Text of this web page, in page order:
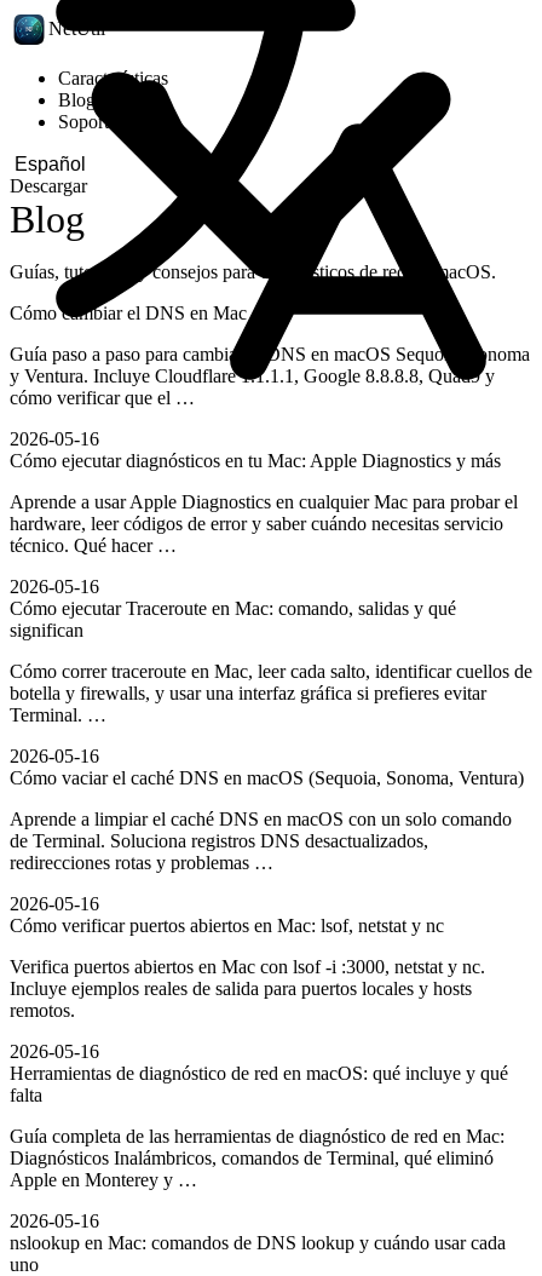
NetUtil
Características
Blog
Soporte
Descargar
Blog
Guías, tutoriales y consejos para diagnósticos de red en macOS.
Cómo cambiar el DNS en Mac
Guía paso a paso para cambiar el DNS en macOS Sequoia, Sonoma
y Ventura. Incluye Cloudflare 1.1.1.1, Google 8.8.8.8, Quad9 y
cómo verificar que el …
2026-05-16
Cómo ejecutar diagnósticos en tu Mac: Apple Diagnostics y más
Aprende a usar Apple Diagnostics en cualquier Mac para probar el
hardware, leer códigos de error y saber cuándo necesitas servicio
técnico. Qué hacer …
2026-05-16
Cómo ejecutar Traceroute en Mac: comando, salidas y qué
significan
Cómo correr traceroute en Mac, leer cada salto, identificar cuellos de
botella y firewalls, y usar una interfaz gráfica si prefieres evitar
Terminal. …
2026-05-16
Cómo vaciar el caché DNS en macOS (Sequoia, Sonoma, Ventura)
Aprende a limpiar el caché DNS en macOS con un solo comando
de Terminal. Soluciona registros DNS desactualizados,
redirecciones rotas y problemas …
2026-05-16
Cómo verificar puertos abiertos en Mac: lsof, netstat y nc
Verifica puertos abiertos en Mac con lsof -i :3000, netstat y nc.
Incluye ejemplos reales de salida para puertos locales y hosts
remotos.
2026-05-16
Herramientas de diagnóstico de red en macOS: qué incluye y qué
falta
Guía completa de las herramientas de diagnóstico de red en Mac:
Diagnósticos Inalámbricos, comandos de Terminal, qué eliminó
Apple en Monterey y …
2026-05-16
nslookup en Mac: comandos de DNS lookup y cuándo usar cada
uno